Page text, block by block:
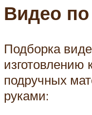
Видео по
Подборка
изготовлению
подручных
руками: